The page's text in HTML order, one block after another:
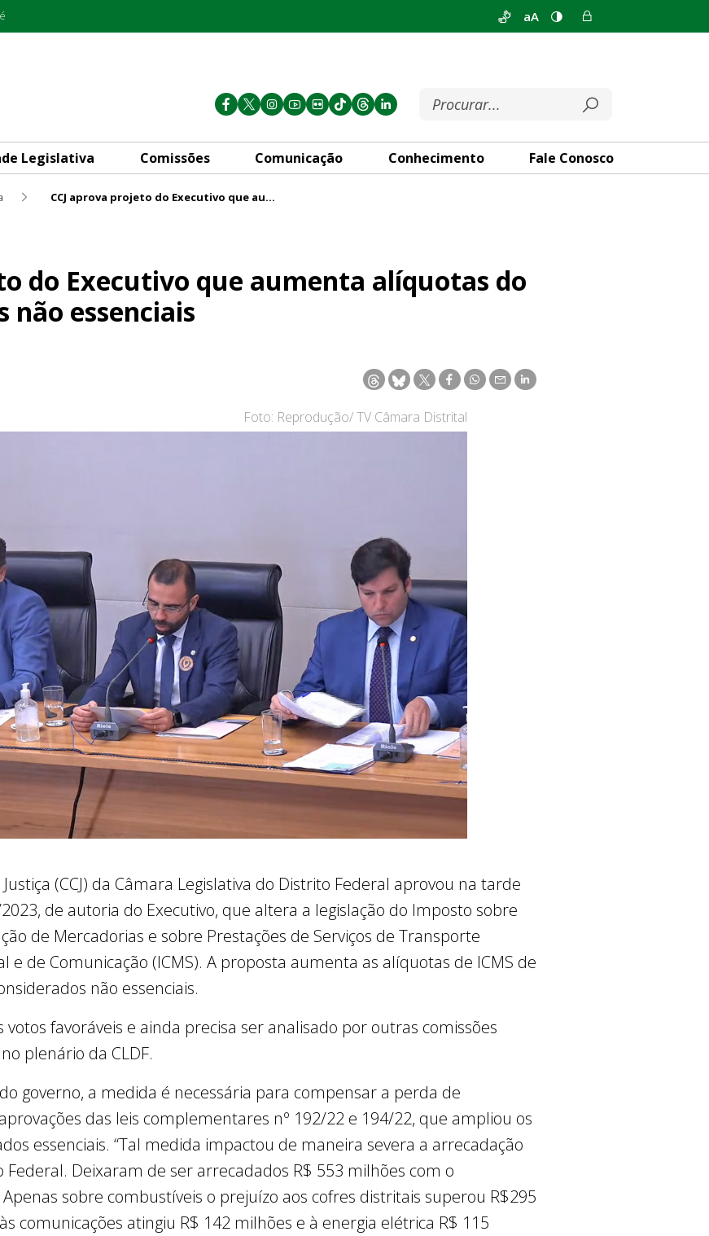
aA
Legislativa Comissões Comunicação Conhecimento Fale Conosco
CCJ aprova projeto do Executivo que aumenta alíquotas do ICMS de produtos não essenciais
do Executivo que aumenta alíquotas do
não essenciais
Foto: Reprodução/ TV Câmara Distrital
(CCJ) da Câmara Legislativa do Distrito Federal aprovou na tarde
de autoria do Executivo, que altera a legislação do Imposto sobre
de Mercadorias e sobre Prestações de Serviços de Transporte
de Comunicação (ICMS). A proposta aumenta as alíquotas de ICMS de
não essenciais.
favoráveis e ainda precisa ser analisado por outras comissões
plenário da CLDF.
governo, a medida é necessária para compensar a perda de
das leis complementares nº 192/22 e 194/22, que ampliou os
essenciais. “Tal medida impactou de maneira severa a arrecadação
Federal. Deixaram de ser arrecadados R$ 553 milhões com o
sobre combustíveis o prejuízo aos cofres distritais superou R$295
comunicações atingiu R$ 142 milhões e à energia elétrica R$ 115